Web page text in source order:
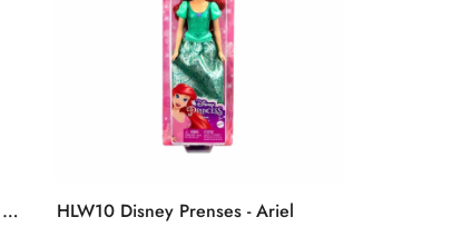
20024 Harika Kanatlar Dönüşen ASTRA Mini Figür HLW10 Disney Prenses - Ariel